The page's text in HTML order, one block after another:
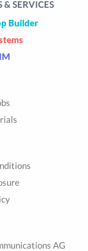
& SERVICES
Builder
AG